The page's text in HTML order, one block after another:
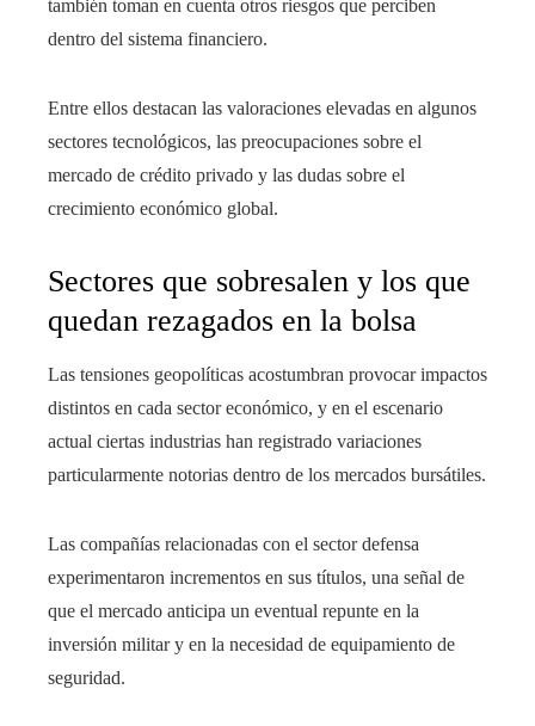
también toman en cuenta otros riesgos que perciben
dentro del sistema financiero.
Entre ellos destacan las valoraciones elevadas en algunos
sectores tecnológicos, las preocupaciones sobre el
mercado de crédito privado y las dudas sobre el
crecimiento económico global.
Sectores que sobresalen y los que
quedan rezagados en la bolsa
Las tensiones geopolíticas acostumbran provocar impactos
distintos en cada sector económico, y en el escenario
actual ciertas industrias han registrado variaciones
particularmente notorias dentro de los mercados bursátiles.
Las compañías relacionadas con el sector defensa
experimentaron incrementos en sus títulos, una señal de
que el mercado anticipa un eventual repunte en la
inversión militar y en la necesidad de equipamiento de
seguridad.